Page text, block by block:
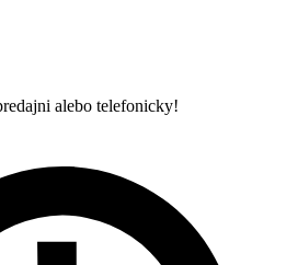
alebo telefonicky!